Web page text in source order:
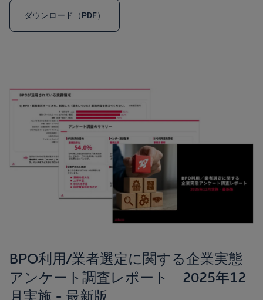
ダウンロード（PDF）
BPO利用/業者選定に関する企業実態
アンケート調査レポート 2025年12
月実施 - 最新版